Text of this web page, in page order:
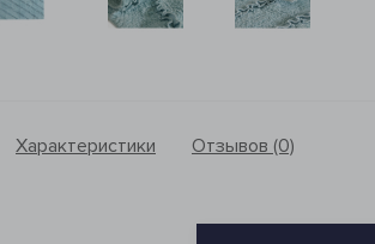
Характеристики Отзывов (0)